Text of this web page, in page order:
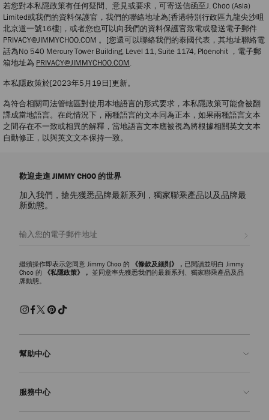
若您對本私隱政策有任何疑問、意見或要求，可寄送信函至J. Choo (Asia)
Limited或我們的資料保護官，我們的聯絡地址為[香港特別行政區九龍尖沙咀
北京道一號16樓]，或者您也可以向我們的資料保護官致電或發送電子郵件
PRIVACY@JIMMYCHOO.COM 。[您還可以聯絡我們的泰國代表，其地址聯絡電
話為No 540 Mercury Tower Building, Level 11, Suite 1174, Ploenchit ，電子郵
箱地址為 PRIVACY@JIMMYCHOO.COM.
本私隱政策於[2023年5月19日]更新。
為符合相關司法管轄區對使用本地語言的形式要求，本私隱政策可能會被翻
譯成當地語言。在此情況下，兩種語言的文本同為正本，如果兩種語言文本
之間存在不一致或相異的解釋，當地語言文本應被視為將根據相關英文文本
自動修正，以與英文文本保持一致。
歡迎走進 JIMMY CHOO 的世界
加入我們，搶先獲悉品牌最新系列，獨家聯乘產品以及品牌最
新動態。
繼續操作即表示您同意 Jimmy Choo 的 《條款及細則》， 已閱讀並明白 Jimmy
Choo 的
《私隱政策》， 並同意率先獲悉我們的最新系列、獨家聯乘產品及品
牌動態。
幫助中心
常見問題解答
服務中心